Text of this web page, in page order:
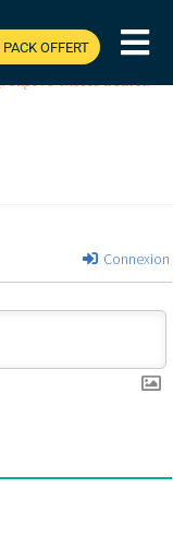
OFFERT
Next
: 5 choses à savoir
Connexion